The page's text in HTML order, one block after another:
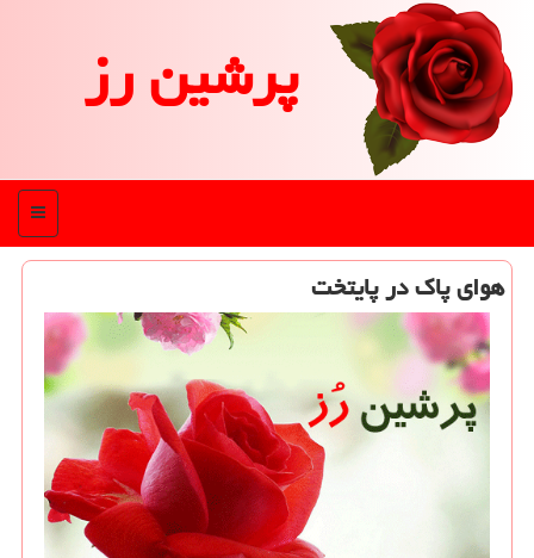
پرشین رز
منو
هوای پاك در پایتخت